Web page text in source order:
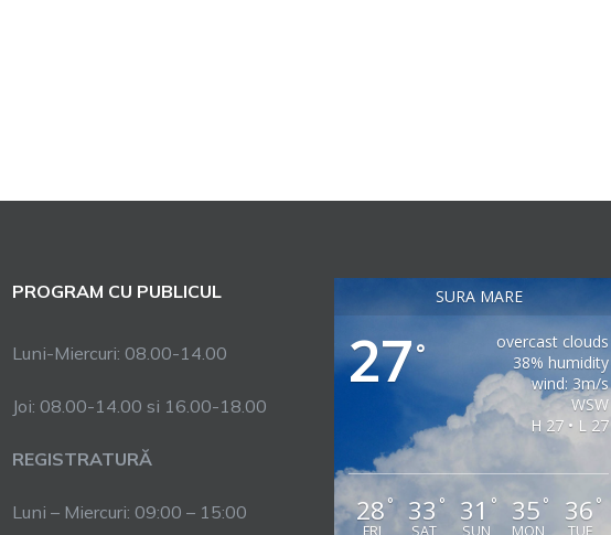
PROGRAM CU PUBLICUL
Luni-Miercuri: 08.00-14.00
Joi: 08.00-14.00 si 16.00-18.00
REGISTRATURĂ
Luni – Miercuri: 09:00 – 15:00
SURA MARE
27°
overcast clouds
38% humidity
wind: 3m/s
WSW
H 27 • L 27
28 °
FRI
33 °
SAT
31 °
SUN
35 °
MON
36 °
TUE